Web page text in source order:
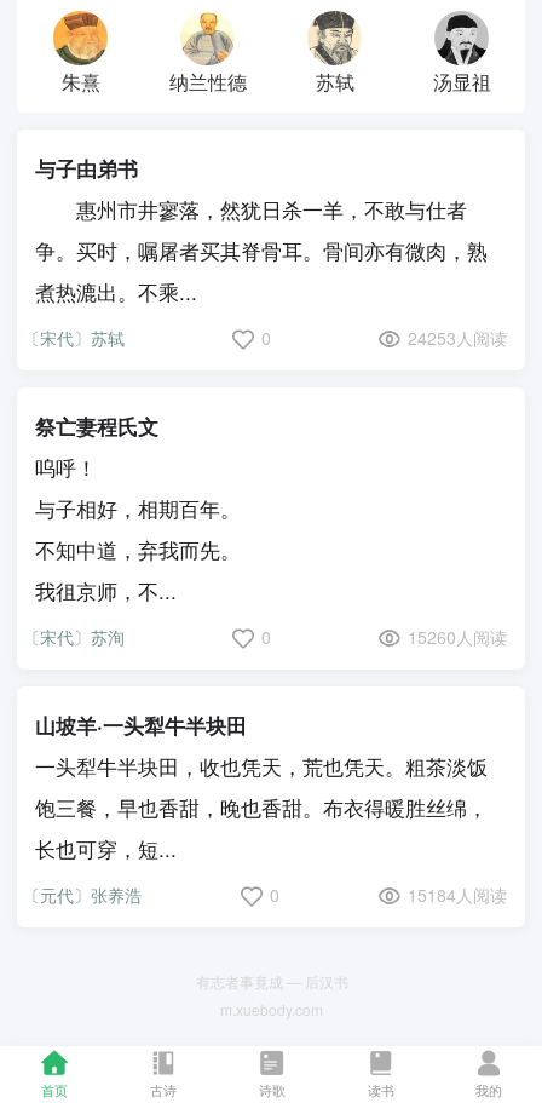
首页 古诗 诗歌 读书 我的
朱熹 纳兰性德 苏轼 汤显祖
与子由弟书
惠州市井寥落，然犹日杀一羊，不敢与仕者
争。买时，嘱屠者买其脊骨耳。骨间亦有微肉，熟
煮热漉出。不乘...
〔宋代〕苏轼 0 24253人阅读
祭亡妻程氏文
呜呼！
与子相好，相期百年。
不知中道，弃我而先。
我徂京师，不...
〔宋代〕苏洵 0 15260人阅读
山坡羊·一头犁牛半块田
一头犁牛半块田，收也凭天，荒也凭天。粗茶淡饭
饱三餐，早也香甜，晚也香甜。布衣得暖胜丝绵，
长也可穿，短...
〔元代〕张养浩 0 15184人阅读
有志者事竟成 — 后汉书
m.xuebody.com